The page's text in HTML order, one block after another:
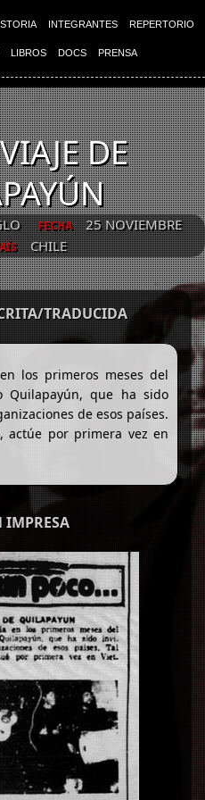
INTEGRANTES REPERTORIO
LIBROS DOCS PRENSA
DE
FECHA
25 NOVIEMBRE
CHILE
TRADUCIDA
los primeros meses del
Quilapayún, que ha sido
de esos países.
actúe por primera vez en
IMPRESA